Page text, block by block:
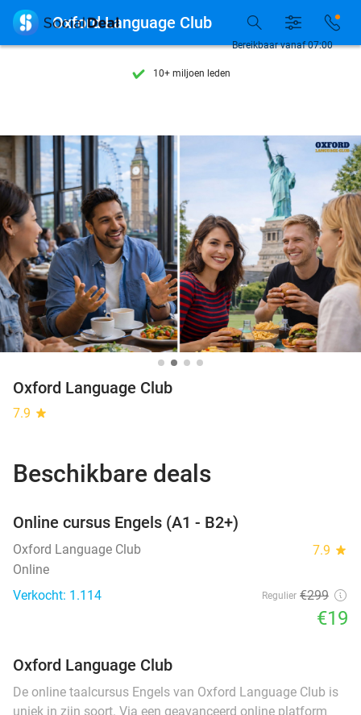
7 dagen per week beschikbaar
10+ miljoen leden
7 dagen per week beschikbaar
Bereikbaar vanaf 07:00
 Oxford Language Club
Oxford Language Club
7.9 star
Beschikbare deals
Online cursus Engels (A1 - B2+)
Oxford Language Club 7.9 star
Online
Verkocht: 1.114
Regulier €299
€19
Oxford Language Club
De online taalcursus Engels van Oxford Language Club is
uniek in zijn soort. Via een geavanceerd online platform